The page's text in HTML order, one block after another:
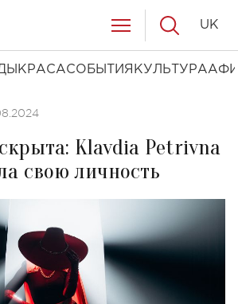
КРАСАСОБЫТИЯ КУЛЬТУРА
UK
Klavdia Petrivna
свою личность